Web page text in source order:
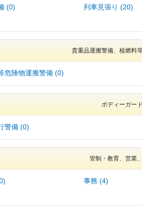
(0)
列車見張り (20)
貴重品運搬警備、核燃料
危険物運搬警備 (0)
ボディーガー
警備 (0)
管制・教育、営業
事務 (4)